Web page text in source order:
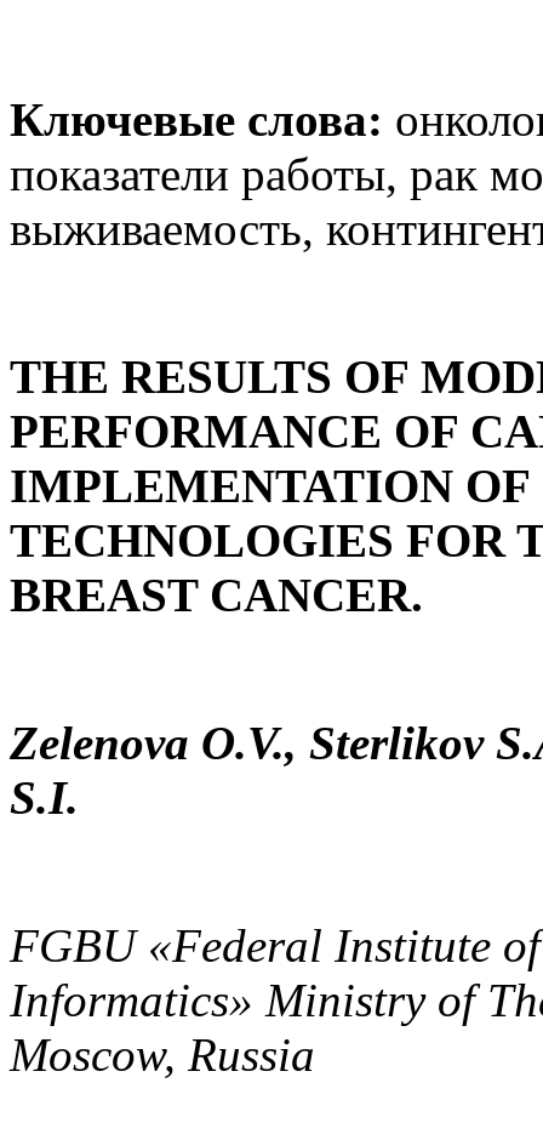
Ключевые слова:
показатели работы, рак
выживаемость,
THE RESULTS OF
PERFORMANCE OF
IMPLEMENTATION
TECHNOLOGIES FOR
BREAST CANCER.
Zelenova O.V., Sterlikov
S.I.
FGBU «Federal Institute
Informatics» Ministry of
Moscow, Russia